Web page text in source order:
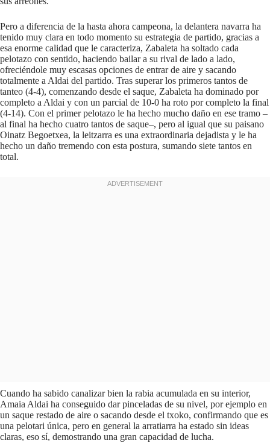
Pero a diferencia de la hasta ahora campeona, la delantera navarra ha
tenido muy clara en todo momento su estrategia de partido, gracias a
esa enorme calidad que le caracteriza, Zabaleta ha soltado cada
pelotazo con sentido, haciendo bailar a su rival de lado a lado,
ofreciéndole muy escasas opciones de entrar de aire y sacando
totalmente a Aldai del partido. Tras superar los primeros tantos de
tanteo (4-4), comenzando desde el saque, Zabaleta ha dominado por
completo a Aldai y con un parcial de 10-0 ha roto por completo la final
(4-14). Con el primer pelotazo le ha hecho mucho daño en ese tramo –
al final ha hecho cuatro tantos de saque–, pero al igual que su paisano
Oinatz Begoetxea, la leitzarra es una extraordinaria dejadista y le ha
hecho un daño tremendo con esta postura, sumando siete tantos en
total.
Cuando ha sabido canalizar bien la rabia acumulada en su interior,
Amaia Aldai ha conseguido dar pinceladas de su nivel, por ejemplo en
un saque restado de aire o sacando desde el txoko, confirmando que es
una pelotari única, pero en general la arratiarra ha estado sin ideas
claras, eso sí, demostrando una gran capacidad de lucha.